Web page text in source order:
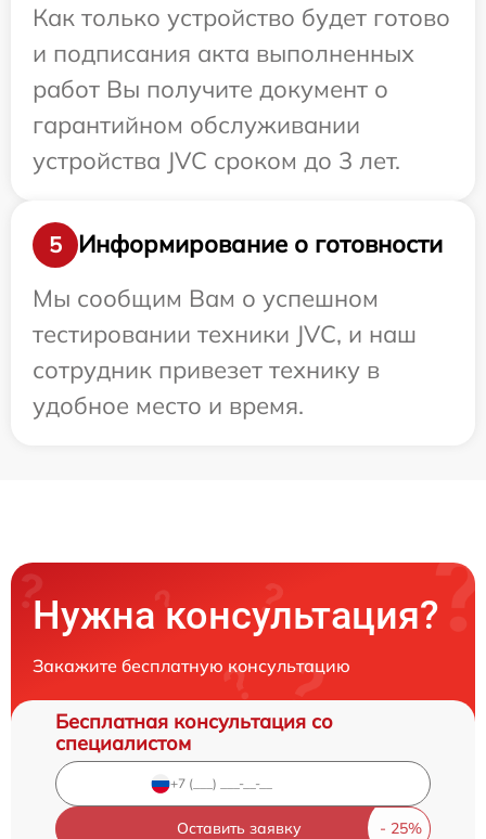
Как только устройство будет готово
и подписания акта выполненных
работ Вы получите документ о
гарантийном обслуживании
устройства JVC сроком до 3 лет.
5
Информирование о готовности
Мы сообщим Вам о успешном
тестировании техники JVC, и наш
сотрудник привезет технику в
удобное место и время.
Нужна консультация?
Закажите бесплатную консультацию
Бесплатная консультация со
специалистом
Оставить заявку